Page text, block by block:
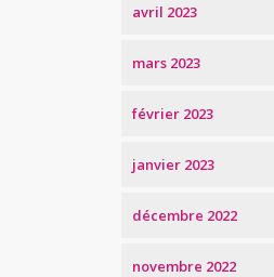
avril 2023
mars 2023
février 2023
janvier 2023
décembre 2022
novembre 2022